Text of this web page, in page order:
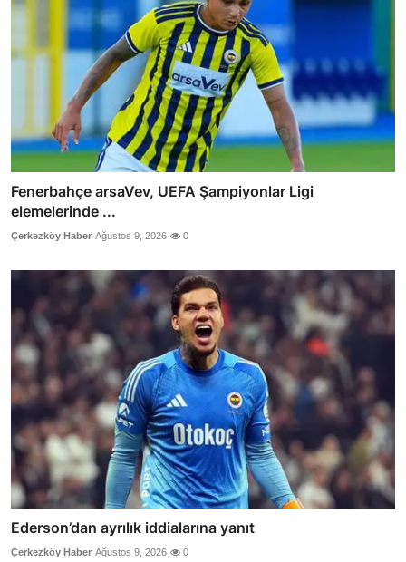
Fenerbahçe arsaVev, UEFA Şampiyonlar Ligi
elemelerinde ...
Çerkezköy Haber Ağustos 9, 2026 0
Ederson’dan ayrılık iddialarına yanıt
Çerkezköy Haber Ağustos 9, 2026 0